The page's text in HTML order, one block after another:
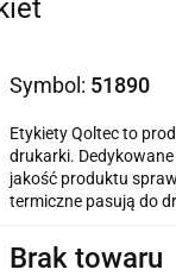
Symbol: 51890
Etykiety Qoltec to
drukarki.
jakość produktu
termiczne pasują do
Brak towaru